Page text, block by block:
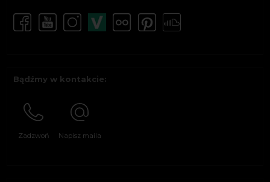
Bądźmy w kontakcie:
Zadzwoń Napisz maila